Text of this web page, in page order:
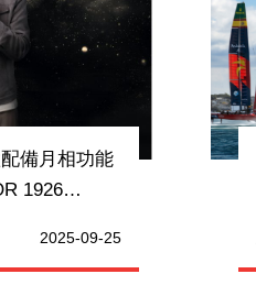
備月相功能
1926
2025-09-25